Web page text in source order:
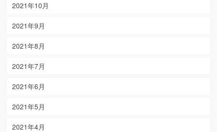
2021年10月
2021年9月
2021年8月
2021年7月
2021年6月
2021年5月
2021年4月